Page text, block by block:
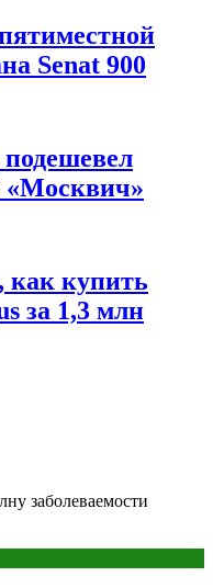
Senat 900
как купить
за 1,3 млн
заболеваемости